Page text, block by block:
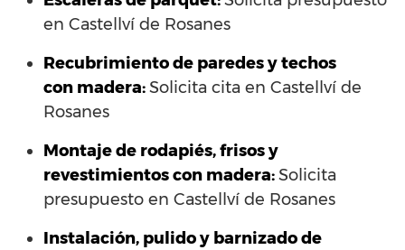
en Castellví de Rosanes
Recubrimiento de paredes y techos
con madera:Solicita cita en Castellví de
Rosanes
Montaje de rodapiés, frisos y
revestimientos con madera:Solicita
presupuesto en Castellví de Rosanes
Instalación, pulido y barnizado de